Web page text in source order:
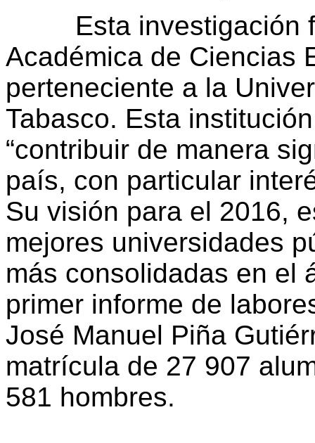
Esta investigación
Académica de Ciencias
perteneciente a la
Tabasco. Esta
“contribuir de manera
país, con particular
Su visión para el 2016,
mejores universidades
más consolidadas en el
primer informe de
José Manuel Piña
matrícula de 27 907
581 hombres.